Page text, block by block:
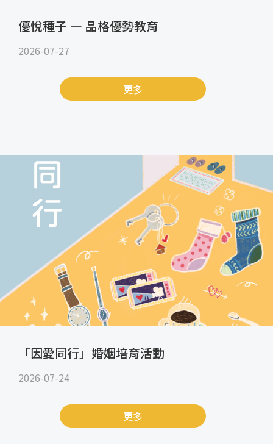
優悅種子 — 品格優勢教育
2026-07-27
更多
「因愛同行」婚姻培育活動
2026-07-24
更多